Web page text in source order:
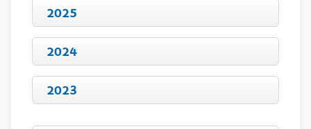
2025
2024
2023